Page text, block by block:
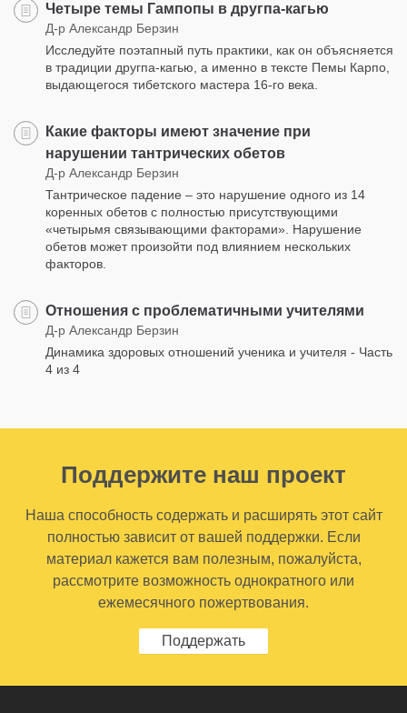
Четыре темы Гампопы в другпа-кагью
Д-р Александр Берзин
Исследуйте поэтапный путь практики, как он объясняется
в традиции другпа-кагью, а именно в тексте Пемы Карпо,
выдающегося тибетского мастера 16-го века.
Какие факторы имеют значение при
нарушении тантрических обетов
Д-р Александр Берзин
Тантрическое падение – это нарушение одного из 14
коренных обетов с полностью присутствующими
«четырьмя связывающими факторами». Нарушение
обетов может произойти под влиянием нескольких
факторов.
Отношения с проблематичными учителями
Д-р Александр Берзин
Динамика здоровых отношений ученика и учителя - Часть
4 из 4
Поддержите наш проект
Наша способность содержать и расширять этот сайт
полностью зависит от вашей поддержки. Если
материал кажется вам полезным, пожалуйста,
рассмотрите возможность однократного или
ежемесячного пожертвования.
Поддержать